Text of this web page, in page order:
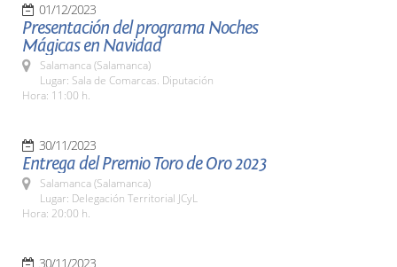
01/12/2023
Presentación del programa Noches
Mágicas en Navidad
Salamanca (Salamanca)
Lugar: Sala de Comarcas. Diputación
Hora: 11:00 h.
30/11/2023
Entrega del Premio Toro de Oro 2023
Salamanca (Salamanca)
Lugar: Delegación Territorial JCyL
Hora: 20:00 h.
30/11/2023